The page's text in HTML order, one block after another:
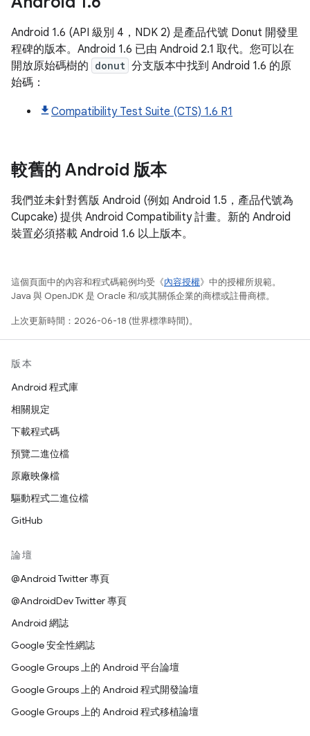
Android 1.6 (API 級別 4，NDK 2) 是產品代號 Donut 開發里
程碑的版本。Android 1.6 已由 Android 2.1 取代。您可以在
開放原始碼樹的 donut 分支版本中找到 Android 1.6 的原
始碼：
Compatibility Test Suite (CTS) 1.6 R1
較舊的 Android 版本
我們並未針對舊版 Android (例如 Android 1.5，產品代號為
Cupcake) 提供 Android Compatibility 計畫。新的 Android
裝置必須搭載 Android 1.6 以上版本。
這個頁面中的內容和程式碼範例均受《內容授權》中的授權所規範。
Java 與 OpenJDK 是 Oracle 和/或其關係企業的商標或註冊商標。
上次更新時間：2026-06-18 (世界標準時間)。
版本
Android 程式庫
相關規定
下載程式碼
預覽二進位檔
原廠映像檔
驅動程式二進位檔
GitHub
論壇
@Android Twitter 專頁
@AndroidDev Twitter 專頁
Android 網誌
Google 安全性網誌
Google Groups 上的 Android 平台論壇
Google Groups 上的 Android 程式開發論壇
Google Groups 上的 Android 程式移植論壇